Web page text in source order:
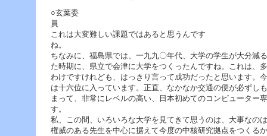
○玄葉委
これは大変難しい課題ではあると思うんです
ちなみに、福島県では、一九九〇年代、大学の学生が大分減
た時期に、県立で会津に大学をつくったんですね。これは、
わけですけれども、はっきり言って成功だったと思います。
は十六位に入っています。正直、なかなか交通の便が必ずし
まって、非常にレベルの高い、日本初めてのコンピューター
す
私、この間、いろいろな大学を見てきて思うのは、大事なの
権威のある先生を中心に据えて今度の中核研究拠点をつくる